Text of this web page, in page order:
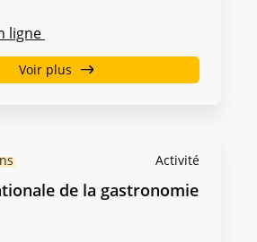
ligne
Voir plus
Activité
de la gastronomie